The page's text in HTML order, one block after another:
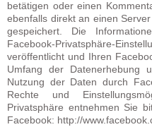
betätigen oder einen
ebenfalls direkt an einen
gespeichert. Die
Facebook-Privatsphäre-
veröffentlicht und Ihren
Umfang der Datenerhebung
Nutzung der Daten durch
Rechte und
Privatsphäre entnehmen Sie
Facebook: http://